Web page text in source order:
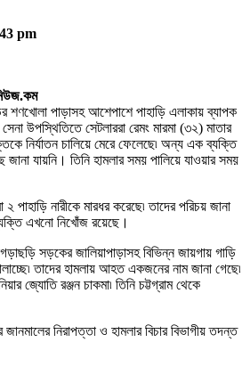
pm
শণখোলা পাড়াসহ আশেপাশে পাহাড়ি এলাকায় ব্যাপক
উপস্থিতিতে সেটলাররা রেমং মারমা (৩২) মাতার
নির্যাতন চালিয়ে মেরে ফেলেছে৷ অন্য এক ব্যক্তি
জানা যায়নি। তিনি হামলার সময় পালিয়ে যাওয়ার সময়
২ পাহাড়ি নারীকে মারধর করেছে৷ তাদের পরিচয় জানা
এখনো নিখোঁজ রয়েছে।
সড়কের জালিয়াপাড়াসহ বিভিন্ন জায়গায় গাড়ি
তাদের হামলায় আহত একজনের নাম জানা গেছে৷
জ্যোতি রঞ্জন চাকমা৷ তিনি চট্টগ্রাম থেকে
নিরাপত্তা ও হামলার বিচার বিভাগীয় তদন্ত